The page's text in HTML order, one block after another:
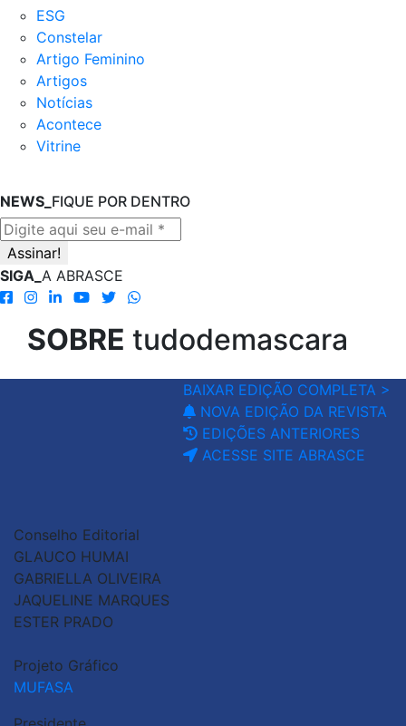
ESG
Constelar
Artigo Feminino
Artigos
Notícias
Acontece
Vitrine
NEWS_ FIQUE POR DENTRO
SIGA_ A ABRASCE
SOBRE tudodemascara
BAIXAR EDIÇÃO COMPLETA >
NOVA EDIÇÃO DA REVISTA
EDIÇÕES ANTERIORES
ACESSE SITE ABRASCE
Conselho Editorial
GLAUCO HUMAI
GABRIELLA OLIVEIRA
JAQUELINE MARQUES
ESTER PRADO
Projeto Gráfico
MUFASA